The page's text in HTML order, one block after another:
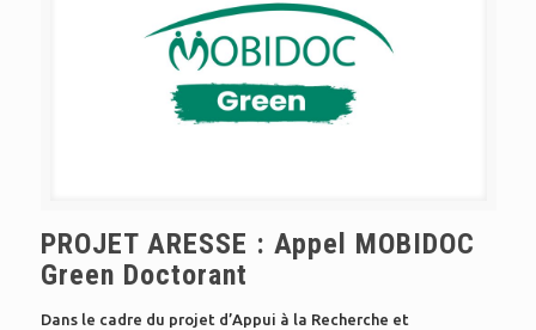
PROJET ARESSE : Appel MOBIDOC
Green Doctorant
Dans le cadre du projet d’Appui à la Recherche et